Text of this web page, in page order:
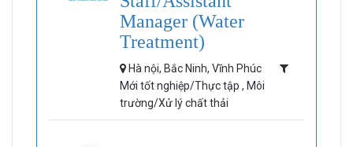
Manager (Water
Treatment)
Hà nội, Bắc Ninh, Vĩnh Phúc
Mới tốt nghiệp/Thực tập , Môi
trường/Xử lý chất thải